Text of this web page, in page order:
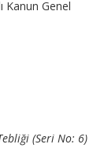
Kanun Genel
(Seri No: 6)